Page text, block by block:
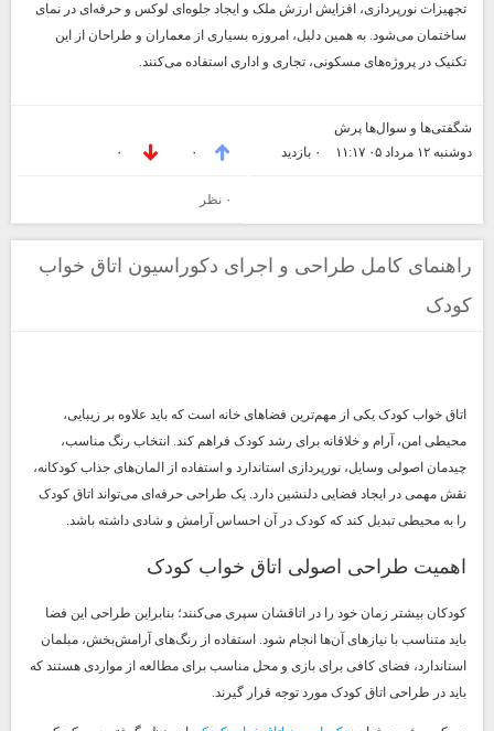
تجهیزات نورپردازی، افزایش ارزش ملک و ایجاد جلوه‌ای لوکس و حرفه‌ای در نمای
ساختمان می‌شود. به همین دلیل، امروزه بسیاری از معماران و طراحان از این
تکنیک در پروژه‌های مسکونی، تجاری و اداری استفاده می‌کنند.
شگفتی‌ها و سوال‌ها پرش
دوشنبه ۱۲ مرداد ۰۵ ۱۱:۱۷
۰ بازديد ۰ ۰
۰ نظر
راهنمای کامل طراحی و اجرای دکوراسیون اتاق خواب
کودک
اتاق خواب کودک یکی از مهم‌ترین فضاهای خانه است که باید علاوه بر زیبایی،
محیطی امن، آرام و خلاقانه برای رشد کودک فراهم کند. انتخاب رنگ مناسب،
چیدمان اصولی وسایل، نورپردازی استاندارد و استفاده از المان‌های جذاب کودکانه،
نقش مهمی در ایجاد فضایی دلنشین دارد. یک طراحی حرفه‌ای می‌تواند اتاق کودک
را به محیطی تبدیل کند که کودک در آن احساس آرامش و شادی داشته باشد.
اهمیت طراحی اصولی اتاق خواب کودک
کودکان بیشتر زمان خود را در اتاقشان سپری می‌کنند؛ بنابراین طراحی این فضا
باید متناسب با نیازهای آن‌ها انجام شود. استفاده از رنگ‌های آرامش‌بخش، مبلمان
استاندارد، فضای کافی برای بازی و محل مناسب برای مطالعه از مواردی هستند که
باید در طراحی اتاق کودک مورد توجه قرار گیرند.